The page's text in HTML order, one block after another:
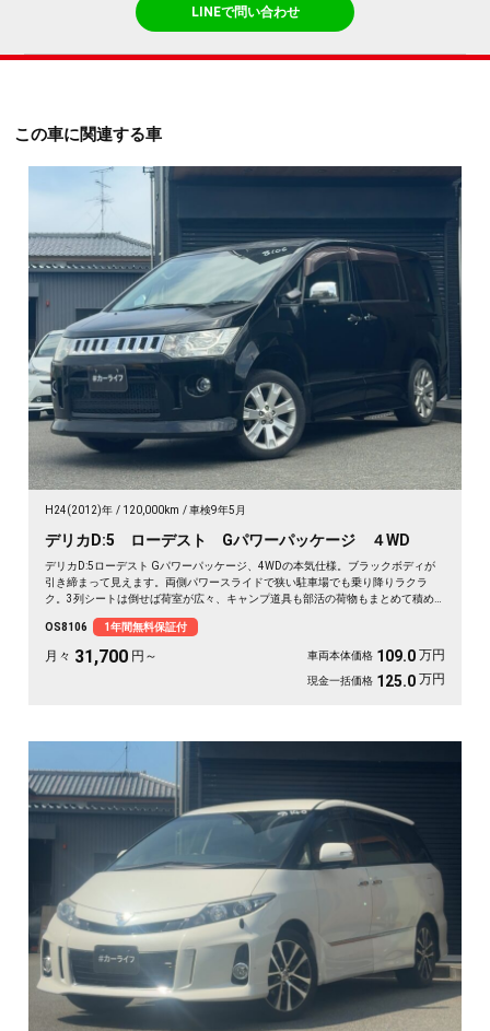
LINEで問い合わせ
この車に関連する車
H24(2012)年 120,000km 車検9年5月
デリカD:5 ローデスト Gパワーパッケージ ４WD
デリカD:5ローデスト Gパワーパッケージ、4WDの本気仕様。ブラックボディが
引き締まって見えます。両側パワースライドで狭い駐車場でも乗り降りラクラ
ク。3列シートは倒せば荷室が広々、キャンプ道具も部活の荷物もまとめて積め
遠出も、これ一台で頼れる相棒に🚗✨💺🙌。安心して長く乗れる《1年保証付》で
す😊
OS8106 1年間無料保証付
月々 31,700 円～ 車両本体価格 109.0 万円
現金一括価格 125.0 万円